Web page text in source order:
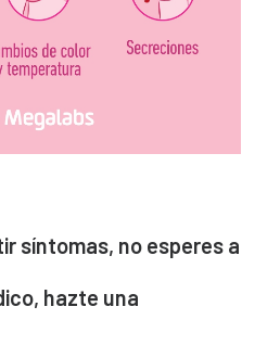
síntomas, no esperes a
hazte una